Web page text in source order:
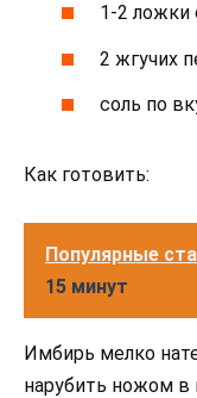
1-2 ложки
2 жгучих
соль по
Как готовить:
Популярные
15 минут
Имбирь мелко
нарубить ножом в